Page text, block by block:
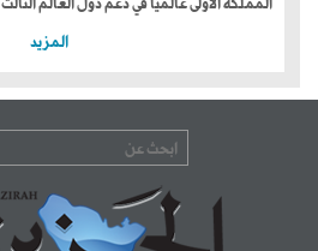
المملكة الأولى عالمياً في دعم دول العالم الثالث
المزيد